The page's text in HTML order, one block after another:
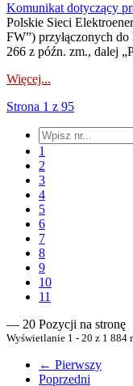
Komunikat dotyczący
Polskie Sieci
FW”) przyłączonych
266 z późn. zm., dalej
Więcej...
Strona 1 z 95
1
2
3
4
5
6
7
8
9
10
11
— 20 Pozycji na stronę
Wyświetlanie 1 - 20 z 1 884
← Pierwszy
Poprzedni